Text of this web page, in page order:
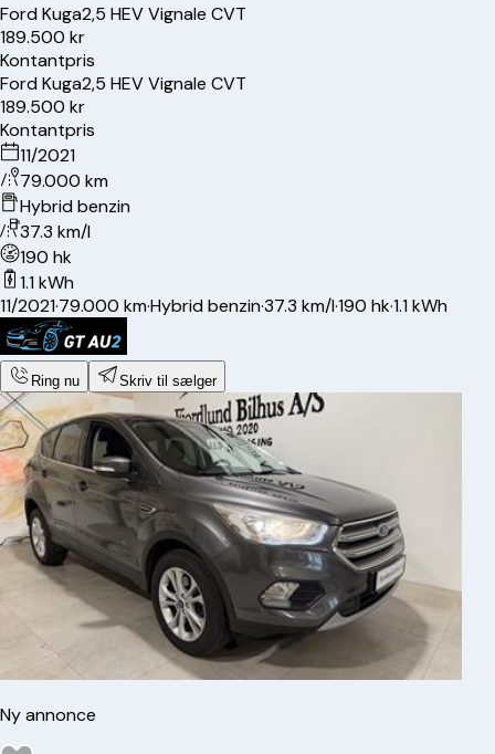
FordKuga2,5 HEV Vignale CVT
189.500 kr
Kontantpris
FordKuga2,5 HEV Vignale CVT
189.500 kr
Kontantpris
11/2021
79.000 km
Hybrid benzin
37.3 km/l
190 hk
1.1 kWh
11/2021·79.000 km·Hybrid benzin·37.3 km/l·190 hk·1.1 kWh
Ring nu Skriv til sælger
Ny annonce